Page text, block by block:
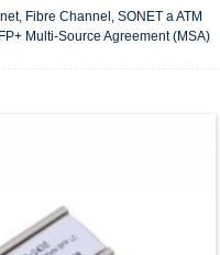
Fibre Channel, SONET a ATM
Multi-Source Agreement (MSA)